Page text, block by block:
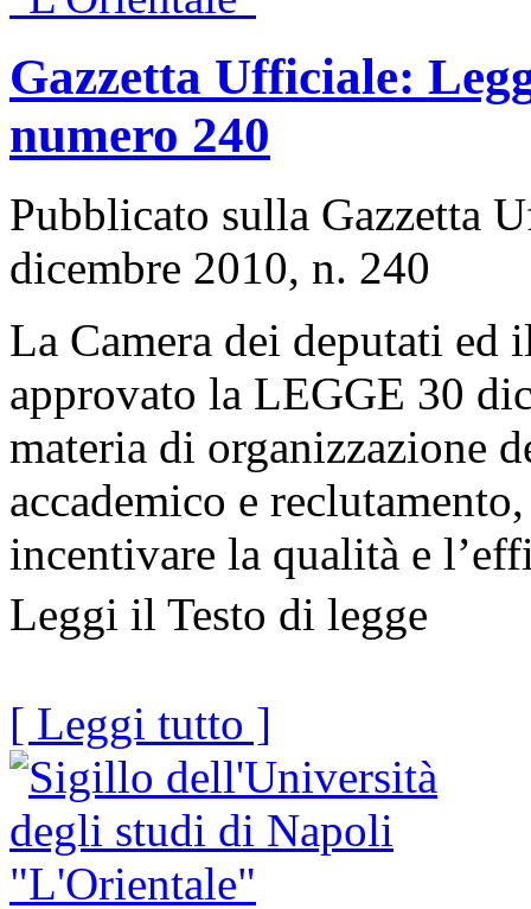
Gazzetta Ufficiale:
numero 240
Pubblicato sulla Gazzetta
dicembre 2010, n. 240
La Camera dei deputati ed
approvato la LEGGE 30
materia di organizzazione
accademico e
incentivare la qualità e
Leggi il Testo di legge
[ Leggi tutto ]